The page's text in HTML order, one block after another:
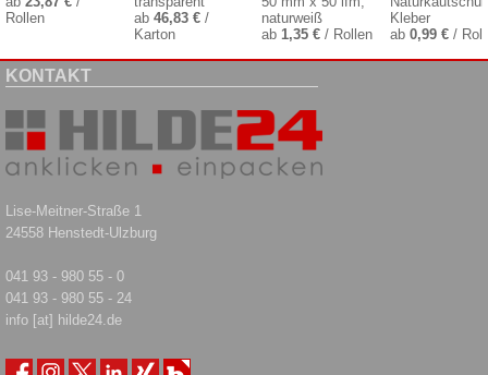
Rollen
ab 46,83 €/
Karton
naturweiß
ab 1,35 € / Rollen
Kleber
ab 0,99 €/
KONTAKT
Lise-Meitner-Straße 1
24558 Henstedt-Ulzburg
041 93 - 980 55 - 0
041 93 - 980 55 - 24
info [at] hilde24.de